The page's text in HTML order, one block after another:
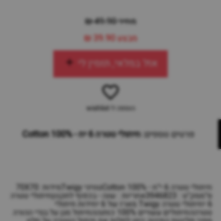
מחיר 49.90 ₪
מבצע
אזל במלאי, תזמין לי
הוספה ל-wishlist
פרטים נוספים:חיתולי טטרה 6 יח - 100% Cotton
חיתולי טטרה 6 י"ח - 100% Cottonטוויגי Twigyמידות :70X70
ס"ממק"ט : 3946823אחריות : שנה - בכפוף לתקנוןחיתולי טטרה
6 יחיתולי טטרה Twigy מארז של 6 יחידות חיתולי
טטרההחיתולים עשויים 100% כותנההחיתול מגן על בגדי ההורה